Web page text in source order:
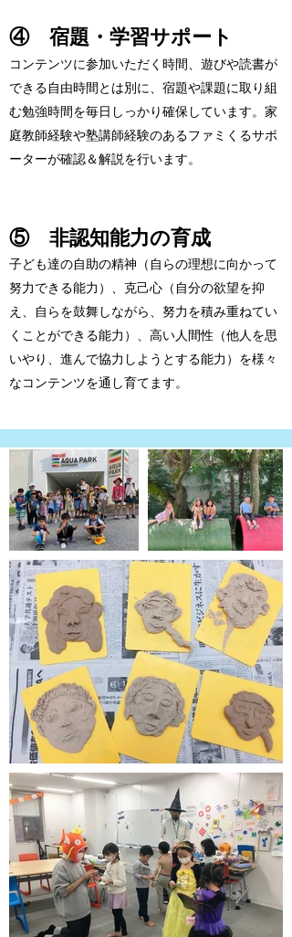
④ 宿題・学習サポート
コンテンツに参加いただく時間、遊びや読書が
できる自由時間とは別に、宿題や課題に取り組
む勉強時間を毎日しっかり確保しています。家
庭教師経験や塾講師経験のあるファミくるサポ
ーターが確認＆解説を行います。
⑤ 非認知能力の育成
子ども達の自助の精神（自らの理想に向かって
努力できる能力）、克己心（自分の欲望を抑
え、自らを鼓舞しながら、努力を積み重ねてい
くことができる能力）、高い人間性（他人を思
いやり、進んで協力しようとする能力）を様々
なコンテンツを通し育てます。